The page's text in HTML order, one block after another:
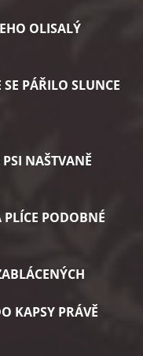
OLISALÝ
PÁŘILO SLUNCE
NAŠTVANĚ
PODOBNÉ
KAPSY PRÁVĚ